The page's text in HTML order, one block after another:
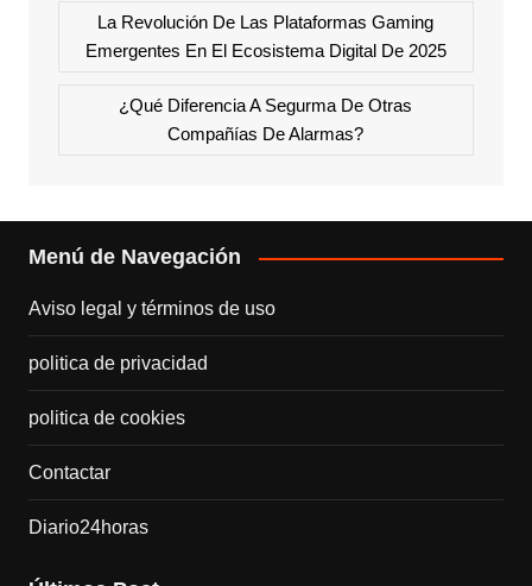
La Revolución De Las Plataformas Gaming
Emergentes En El Ecosistema Digital De 2025
¿Qué Diferencia A Segurma De Otras
Compañías De Alarmas?
Menú de Navegación
Aviso legal y términos de uso
politica de privacidad
politica de cookies
Contactar
Diario24horas